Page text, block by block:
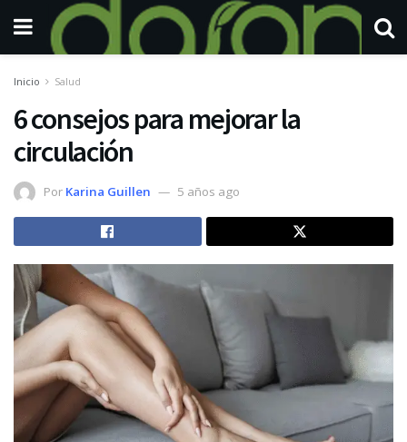
Inicio Salud
6 consejos para mejorar la
circulación
Por Karina Guillen 5 años ago